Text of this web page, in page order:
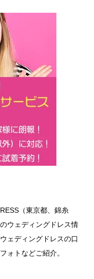
（東京都、錦糸
ウェディングドレス情
ェディングドレスの口
ォトなどご紹介。